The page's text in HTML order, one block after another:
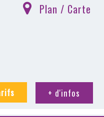
Plan / Carte
+ d'infos